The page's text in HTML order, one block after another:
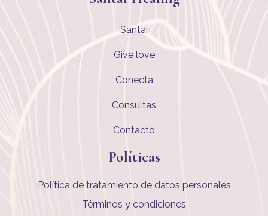
Santai
Give love
Conecta
Consultas
Contacto
Políticas
Política de tratamiento de datos personales
Términos y condiciones